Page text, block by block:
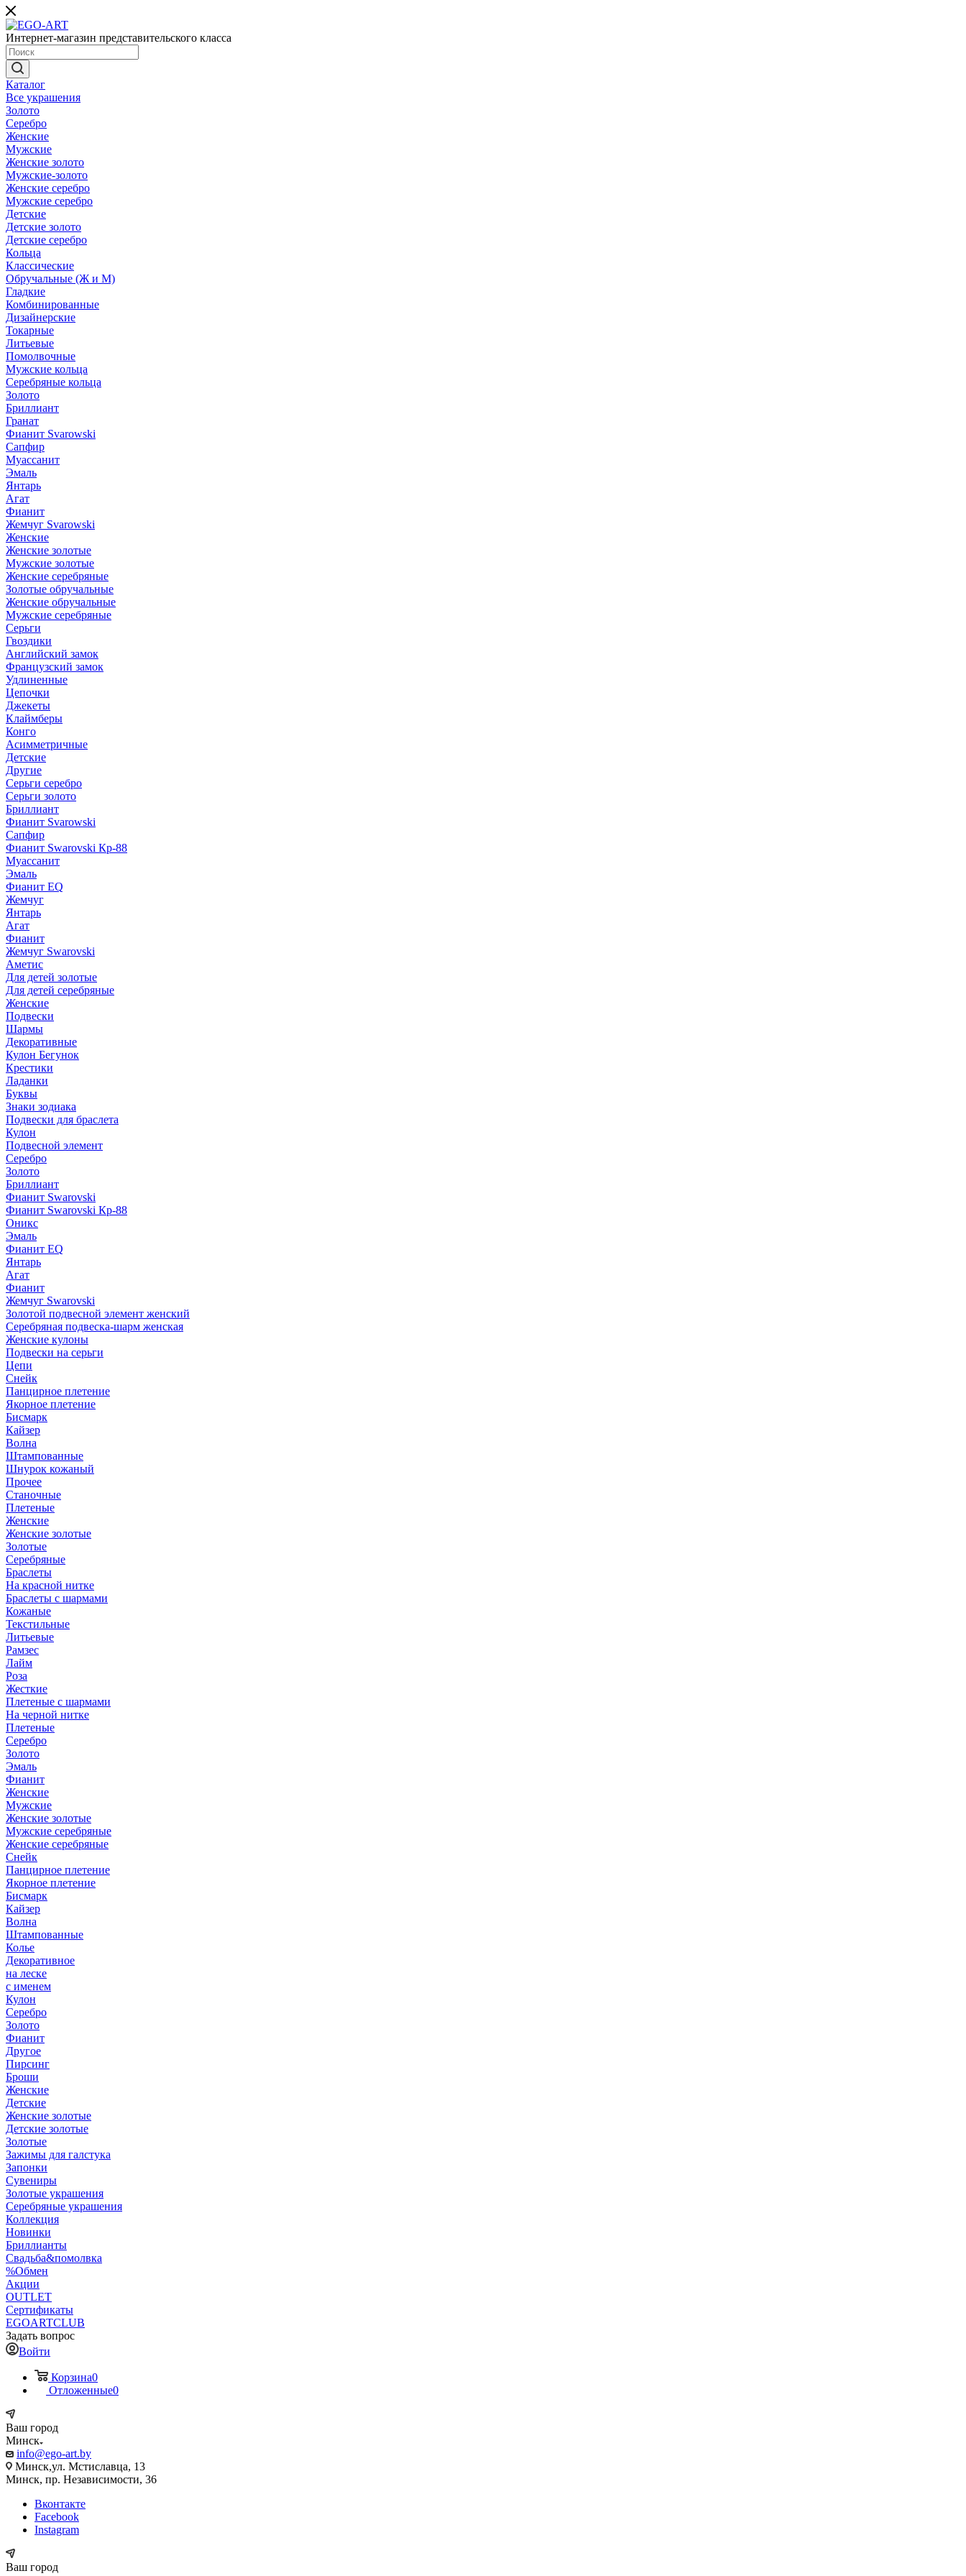
Интернет-магазин представительского класса
Каталог
Все украшения
Золото
Серебро
Женские
Мужские
Женские золото
Мужские-золото
Женские серебро
Мужские серебро
Детские
Детские золото
Детские серебро
Кольца
Классические
Обручальные (Ж и М)
Гладкие
Комбинированные
Дизайнерские
Токарные
Литьевые
Помолвочные
Мужские кольца
Серебряные кольца
Золото
Бриллиант
Гранат
Фианит Svarowski
Сапфир
Муассанит
Эмаль
Янтарь
Агат
Фианит
Жемчуг Svarowski
Женские
Женские золотые
Мужские золотые
Женские серебряные
Золотые обручальные
Женские обручальные
Мужские серебряные
Серьги
Гвоздики
Английский замок
Французский замок
Удлиненные
Цепочки
Джекеты
Клаймберы
Конго
Асимметричные
Детские
Другие
Серьги серебро
Серьги золото
Бриллиант
Фианит Svarowski
Сапфир
Фианит Swarovski Кр-88
Муассанит
Эмаль
Фианит EQ
Жемчуг
Янтарь
Агат
Фианит
Жемчуг Swarovski
Аметис
Для детей золотые
Для детей серебряные
Женские
Подвески
Шармы
Декоративные
Кулон Бегунок
Крестики
Ладанки
Буквы
Знаки зодиака
Подвески для браслета
Кулон
Подвесной элемент
Серебро
Золото
Бриллиант
Фианит Swarovski
Фианит Swarovski Кр-88
Оникс
Эмаль
Фианит EQ
Янтарь
Агат
Фианит
Жемчуг Swarovski
Золотой подвесной элемент женcкий
Серебряная подвеска-шарм женская
Женские кулоны
Подвески на серьги
Цепи
Снейк
Панцирное плетение
Якорное плетение
Бисмарк
Кайзер
Волна
Штампованные
Шнурок кожаный
Прочее
Станочные
Плетеные
Женские
Женские золотые
Золотые
Серебряные
Браслеты
На красной нитке
Браслеты с шармами
Кожаные
Текстильные
Литьевые
Рамзес
Лайм
Роза
Жесткие
Плетеные с шармами
На черной нитке
Плетеные
Серебро
Золото
Эмаль
Фианит
Женские
Мужские
Женские золотые
Мужские серебряные
Женские серебряные
Снейк
Панцирное плетение
Якорное плетение
Бисмарк
Кайзер
Волна
Штампованные
Колье
Декоративное
на леске
с именем
Кулон
Серебро
Золото
Фианит
Другое
Пирсинг
Броши
Женские
Детские
Женские золотые
Детские золотые
Золотые
Зажимы для галстука
Запонки
Сувениры
Золотые украшения
Серебряные украшения
Коллекция
Новинки
Бриллианты
Свадьба&помолвка
%Обмен
Акции
OUTLET
Сертификаты
EGOARTCLUB
Задать вопрос
Войти
Корзина0
Отложенные0
Ваш город
Минск
info@ego-art.by
Минск,ул. Мстиславца, 13
Минск, пр. Независимости, 36
Вконтакте
Facebook
Instagram
Ваш город